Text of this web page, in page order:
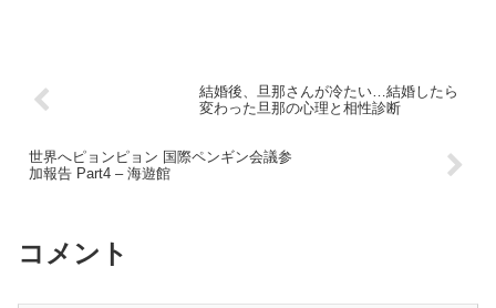
結婚後、旦那さんが冷たい…結婚したら
変わった旦那の心理と相性診断
世界へピョンピョン 国際ペンギン会議参
加報告 Part4 – 海遊館
コメント